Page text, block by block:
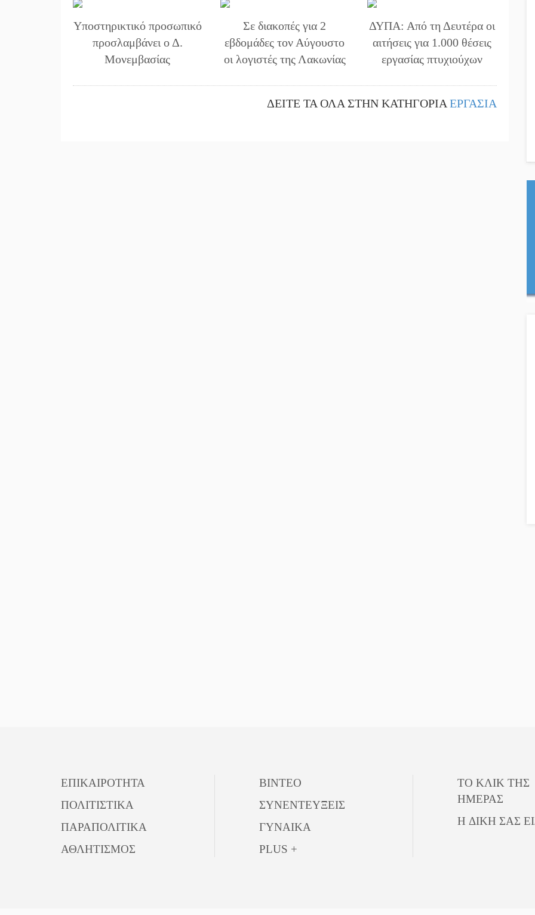
Υποστηρικτικό προσωπικό
προσλαμβάνει ο Δ.
Μονεμβασίας
Σε διακοπές για 2
εβδομάδες τον Αύγουστο
οι λογιστές της Λακωνίας
ΔΥΠΑ: Από τη Δευτέρα οι
αιτήσεις για 1.000 θέσεις
εργασίας πτυχιούχων
ΔΕΙΤΕ ΤΑ ΟΛΑ ΣΤΗΝ ΚΑΤΗΓΟΡΙΑ ΕΡΓΑΣΙΑ
ΕΠΙΚΑΙΡΟΤΗΤΑ
ΠΟΛΙΤΙΣΤΙΚΑ
ΠΑΡΑΠΟΛΙΤΙΚΑ
ΑΘΛΗΤΙΣΜΟΣ
ΒΙΝΤΕΟ
ΣΥΝΕΝΤΕΥΞΕΙΣ
ΓΥΝΑΙΚΑ
PLUS +
ΤΟ ΚΛΙΚ ΤΗΣ
ΗΜΕΡΑΣ
Η ΔΙΚΗ ΣΑΣ